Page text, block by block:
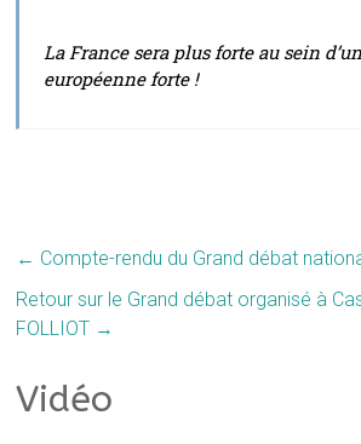
La France sera plus forte au sein
européenne forte !
← Compte-rendu du Grand débat
Retour sur le Grand débat organisé à
FOLLIOT →
Vidéo